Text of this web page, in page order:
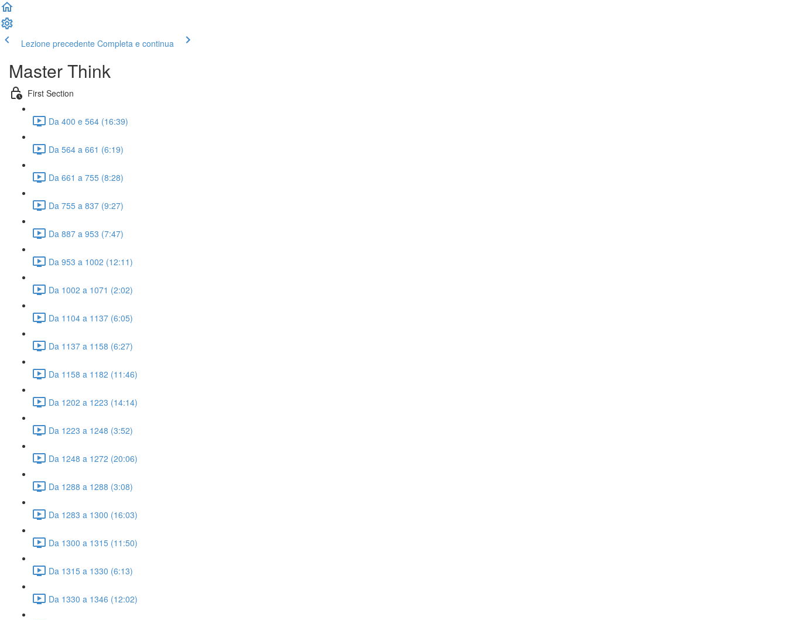
Lezione precedente Completa e continua
Master Think
First Section
Da 400 e 564 (16:39)
Da 564 a 661 (6:19)
Da 661 a 755 (8:28)
Da 755 a 837 (9:27)
Da 887 a 953 (7:47)
Da 953 a 1002 (12:11)
Da 1002 a 1071 (2:02)
Da 1104 a 1137 (6:05)
Da 1137 a 1158 (6:27)
Da 1158 a 1182 (11:46)
Da 1202 a 1223 (14:14)
Da 1223 a 1248 (3:52)
Da 1248 a 1272 (20:06)
Da 1288 a 1288 (3:08)
Da 1283 a 1300 (16:03)
Da 1300 a 1315 (11:50)
Da 1315 a 1330 (6:13)
Da 1330 a 1346 (12:02)